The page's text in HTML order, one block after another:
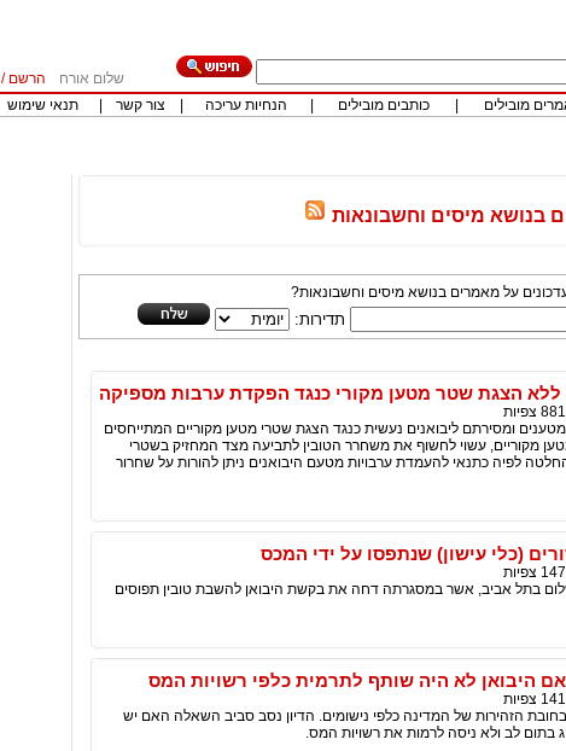
שלום אורח הרשם /
מובילים כותבים מובילים הנחיות עריכה צור קשר תנאי שימוש
בנושא מיסים וחשבונאות
על מאמרים בנושא מיסים וחשבונאות?
תדירות:
הצגת שטר מטען מקורי כנגד הפקדת ערבות מספיקה
צפיות
ומסירתם ליבואנים נעשית כנגד הצגת שטרי מטען מקוריים המתייחסים
מקוריים, עשוי לחשוף את משחרר הטובין לתביעה מצד המחזיק בשטרי
ביום 22.06.2017 ניתנה החלטה לפיה כתנאי להעמדת ערבויות מטעם היבואנים ניתן להורות על שחרור
(כלי עישון) שנתפסו על ידי המכס
צפיות
בתל אביב, אשר במסגרתה דחה את בקשת היבואן להשבת טובין תפוסים
אם היבואן לא היה שותף לתרמית כלפי רשויות המס
צפיות
הזהירות של המדינה כלפי נישומים. הדיון נסב סביב השאלה האם יש
בתום לב ולא ניסה לרמות את רשויות המס.